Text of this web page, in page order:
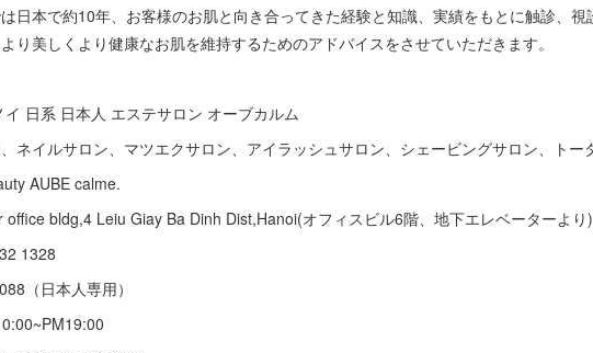
日本で約10年、お客様のお肌と向き合ってきた経験と知識、実績をもとに触診、視
り美しくより健康なお肌を維持するためのアドバイスをさせていただきます。
日系 日本人 エステサロン オーブカルム
ネイルサロン、マツエクサロン、アイラッシュサロン、シェービングサロン、トー
AUBE calme.
office bldg,4 Leiu Giay Ba Dinh Dist,Hanoi(オフィスビル6階、地下エレベーターより)
1328
（日本人専用）